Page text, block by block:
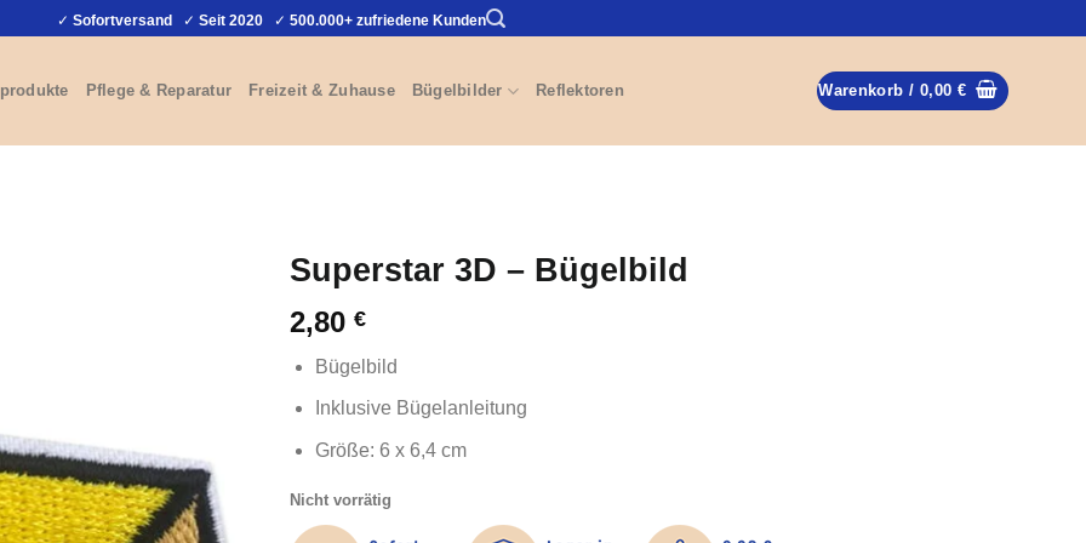
✓ Sofortversand ✓ Seit 2020 ✓ 500.000+ zufriedene Kunden
Pflege & Reparatur Freizeit & Zuhause Bügelbilder Reflektoren Warenkorb / 0,00 €
Superstar 3D – Bügelbild
2,80 €
Bügelbild
Inklusive Bügelanleitung
Größe: 6 x 6,4 cm
Nicht vorrätig